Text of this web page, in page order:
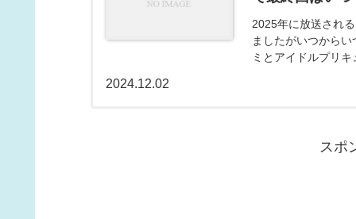
2025年に放送され
ましたがいつから
ミとアイドルプリ
2024.12.02
スポ